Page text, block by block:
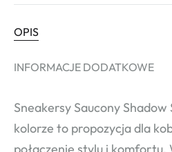
OPIS
INFORMACJE DODATKOWE
Sneakersy Saucony Shadow
kolorze to propozycja dla